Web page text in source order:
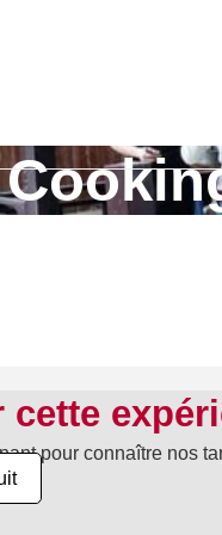
cette
pour connaître nos